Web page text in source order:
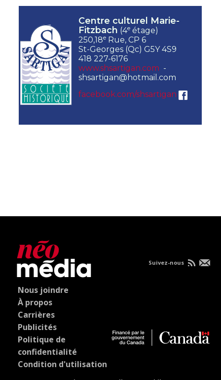
Centre culturel Marie-
Fitzbach (4e étage)
250,18e Rue, CP 6
St-Georges (Qc) G5Y 4S9
418 227-6176
www.shsartigan.com -
shsartigan@hotmail.com
facebook.com/shsartigan
Nous joindre
À propos
Carrières
Publicités
Politique de
confidentialité
Condition d'utilisation
Suivez-nous